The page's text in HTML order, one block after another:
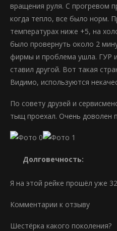
вращения руля. С прогревом
когда тепло, все было норм.
температурах ниже +5, на
было провернуть около 2
фирмы и проблема ушла. ГУР
ставил другой. Вот такая
Видимо, используются
По совету друзей и
тыщ проехал. Очень доволен
Долговечность:
Я на этой рейке прошёл уже
Комментарии к отзыву
Шестёрка какого поколения?